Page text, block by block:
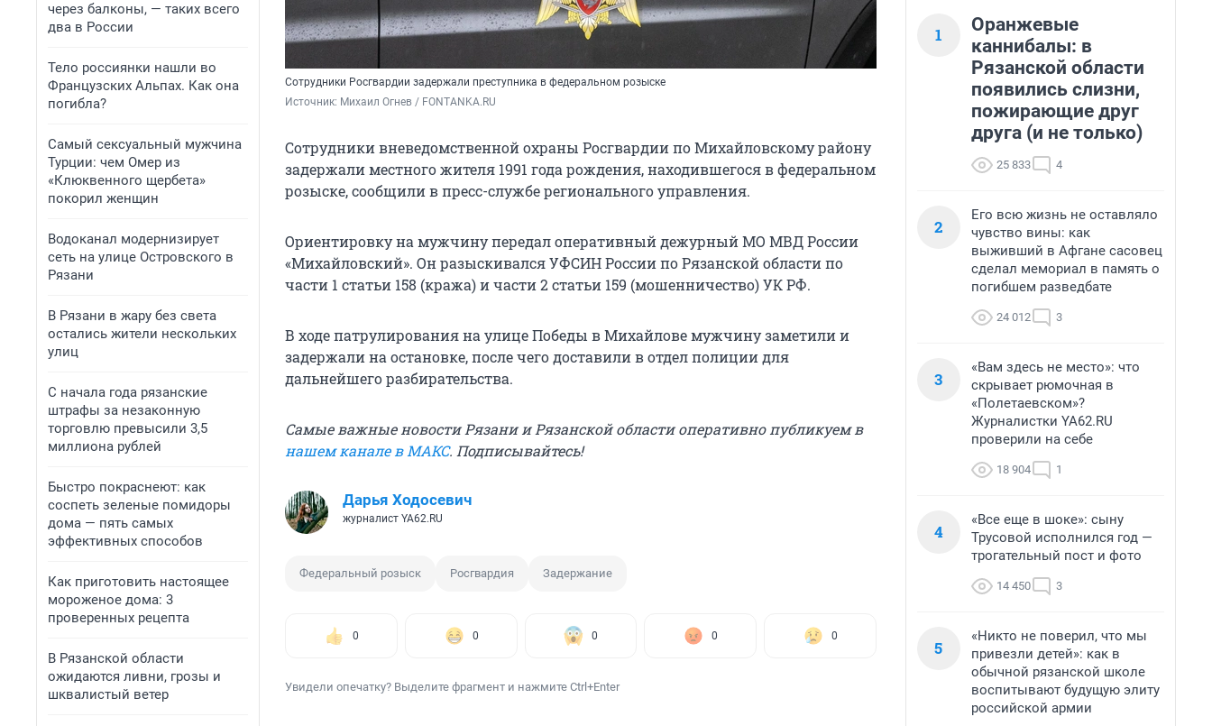
через балконы, — таких всего
два в России
Тело россиянки нашли во
Французских Альпах. Как она
погибла?
Самый сексуальный мужчина
Турции: чем Омер из
«Клюквенного щербета»
покорил женщин
Водоканал модернизирует
сеть на улице Островского в
Рязани
В Рязани в жару без света
остались жители нескольких
улиц
С начала года рязанские
штрафы за незаконную
торговлю превысили 3,5
миллиона рублей
Быстро покраснеют: как
соспеть зеленые помидоры
дома — пять самых
эффективных способов
Как приготовить настоящее
мороженое дома: 3
проверенных рецепта
В Рязанской области
ожидаются ливни, грозы и
шквалистый ветер
Сотрудники Росгвардии задержали преступника в федеральном розыске
Источник: Михаил Огнев / FONTANKA.RU
Сотрудники вневедомственной охраны Росгвардии по Михайловскому району
задержали местного жителя 1991 года рождения, находившегося в федеральном
розыске, сообщили в пресс-службе регионального управления.
Ориентировку на мужчину передал оперативный дежурный МО МВД России
«Михайловский». Он разыскивался УФСИН России по Рязанской области по
части 1 статьи 158 (кража) и части 2 статьи 159 (мошенничество) УК РФ.
В ходе патрулирования на улице Победы в Михайлове мужчину заметили и
задержали на остановке, после чего доставили в отдел полиции для
дальнейшего разбирательства.
Самые важные новости Рязани и Рязанской области оперативно публикуем в
нашем канале в МАКС. Подписывайтесь!
Дарья Ходосевич
журналист YA62.RU
Федеральный розыск Росгвардия Задержание
0 0 0 0 0
Увидели опечатку? Выделите фрагмент и нажмите Ctrl+Enter
1
Оранжевые
каннибалы: в
Рязанской области
появились слизни,
пожирающие друг
друга (и не только)
25 833 4
2
Его всю жизнь не оставляло
чувство вины: как
выживший в Афгане сасовец
сделал мемориал в память о
погибшем разведбате
24 012 3
3
«Вам здесь не место»: что
скрывает рюмочная в
«Полетаевском»?
Журналистки YA62.RU
проверили на себе
18 904 1
4
«Все еще в шоке»: сыну
Трусовой исполнился год —
трогательный пост и фото
14 450 3
5
«Никто не поверил, что мы
привезли детей»: как в
обычной рязанской школе
воспитывают будущую элиту
российской армии